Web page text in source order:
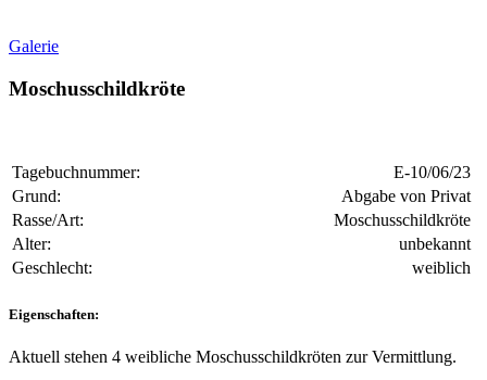
Galerie
Moschusschildkröte
Tagebuchnummer:
E-10/06/23
Grund:
Abgabe von Privat
Rasse/Art:
Moschusschildkröte
Alter:
unbekannt
Geschlecht:
weiblich
Eigenschaften:
Aktuell stehen 4 weibliche Moschusschildkröten zur Vermittlung.